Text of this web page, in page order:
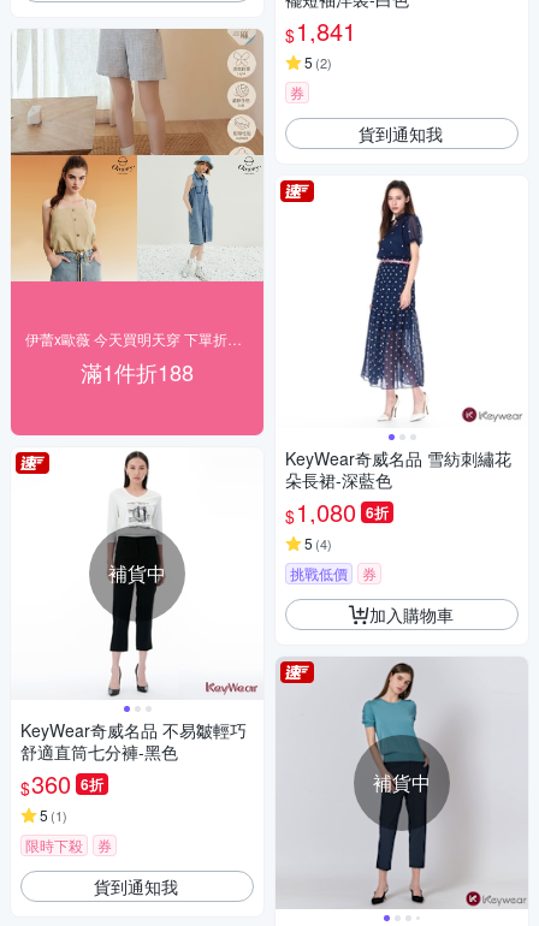
滿1件折188
補貨中
KeyWear奇威名品 不易皺輕巧
舒適直筒七分褲-黑色
$360 6折
5 (1)
限時下殺 券
貨到通知我
$1,841
5 (2)
券
貨到通知我
KeyWear奇威名品 雪紡刺繡花
朵長裙-深藍色
$1,080 6折
5 (4)
挑戰低價 券
加入購物車
補貨中